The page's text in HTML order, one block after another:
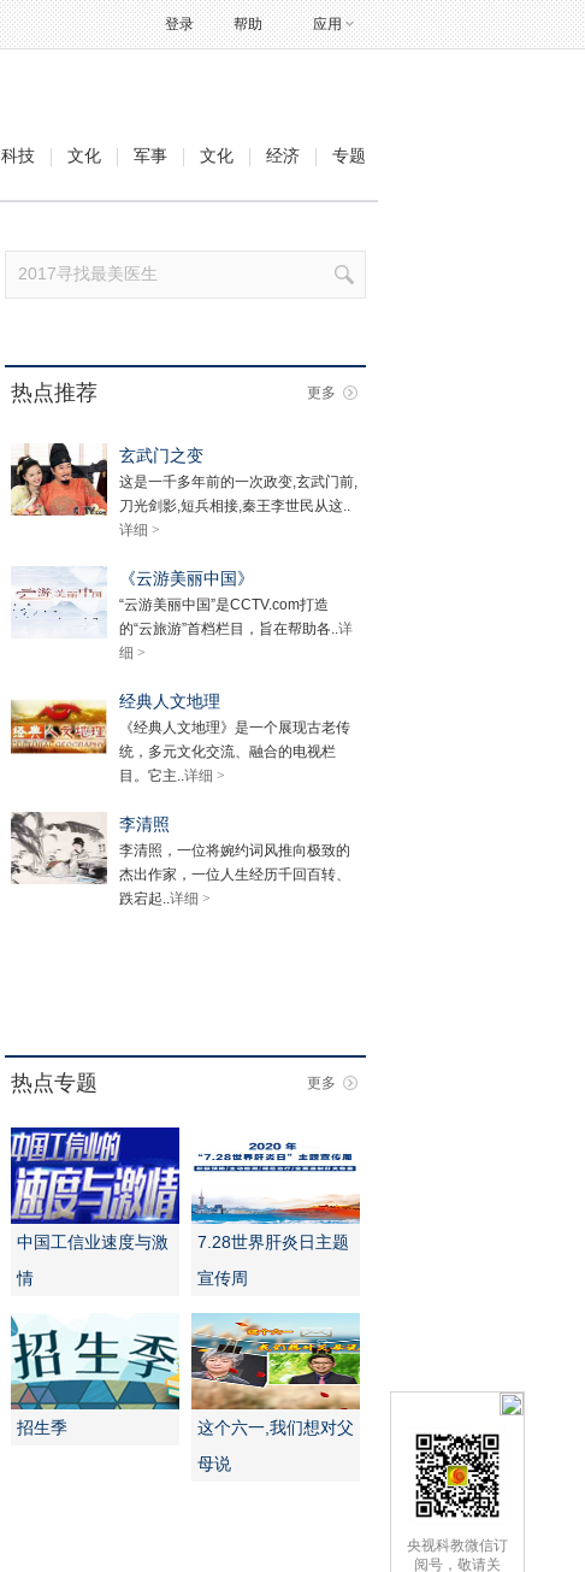
央视科教微信订
阅号，敬请关
帮助 应用
登录
科技 文化 军事 文化 经济 专题
热点推荐 更多
玄武门之变
这是一千多年前的一次政变,玄武门前,
刀光剑影,短兵相接,秦王李世民从这..
详细 >
《云游美丽中国》
“云游美丽中国”是CCTV.com打造
的“云旅游”首档栏目，旨在帮助各..详
细 >
经典人文地理
《经典人文地理》是一个展现古老传
统，多元文化交流、融合的电视栏
目。它主..详细 >
李清照
李清照，一位将婉约词风推向极致的
杰出作家，一位人生经历千回百转、
跌宕起..详细 >
热点专题 更多
中国工信业速度与激
情
7.28世界肝炎日主题
宣传周
招生季
这个六一,我们想对父
母说